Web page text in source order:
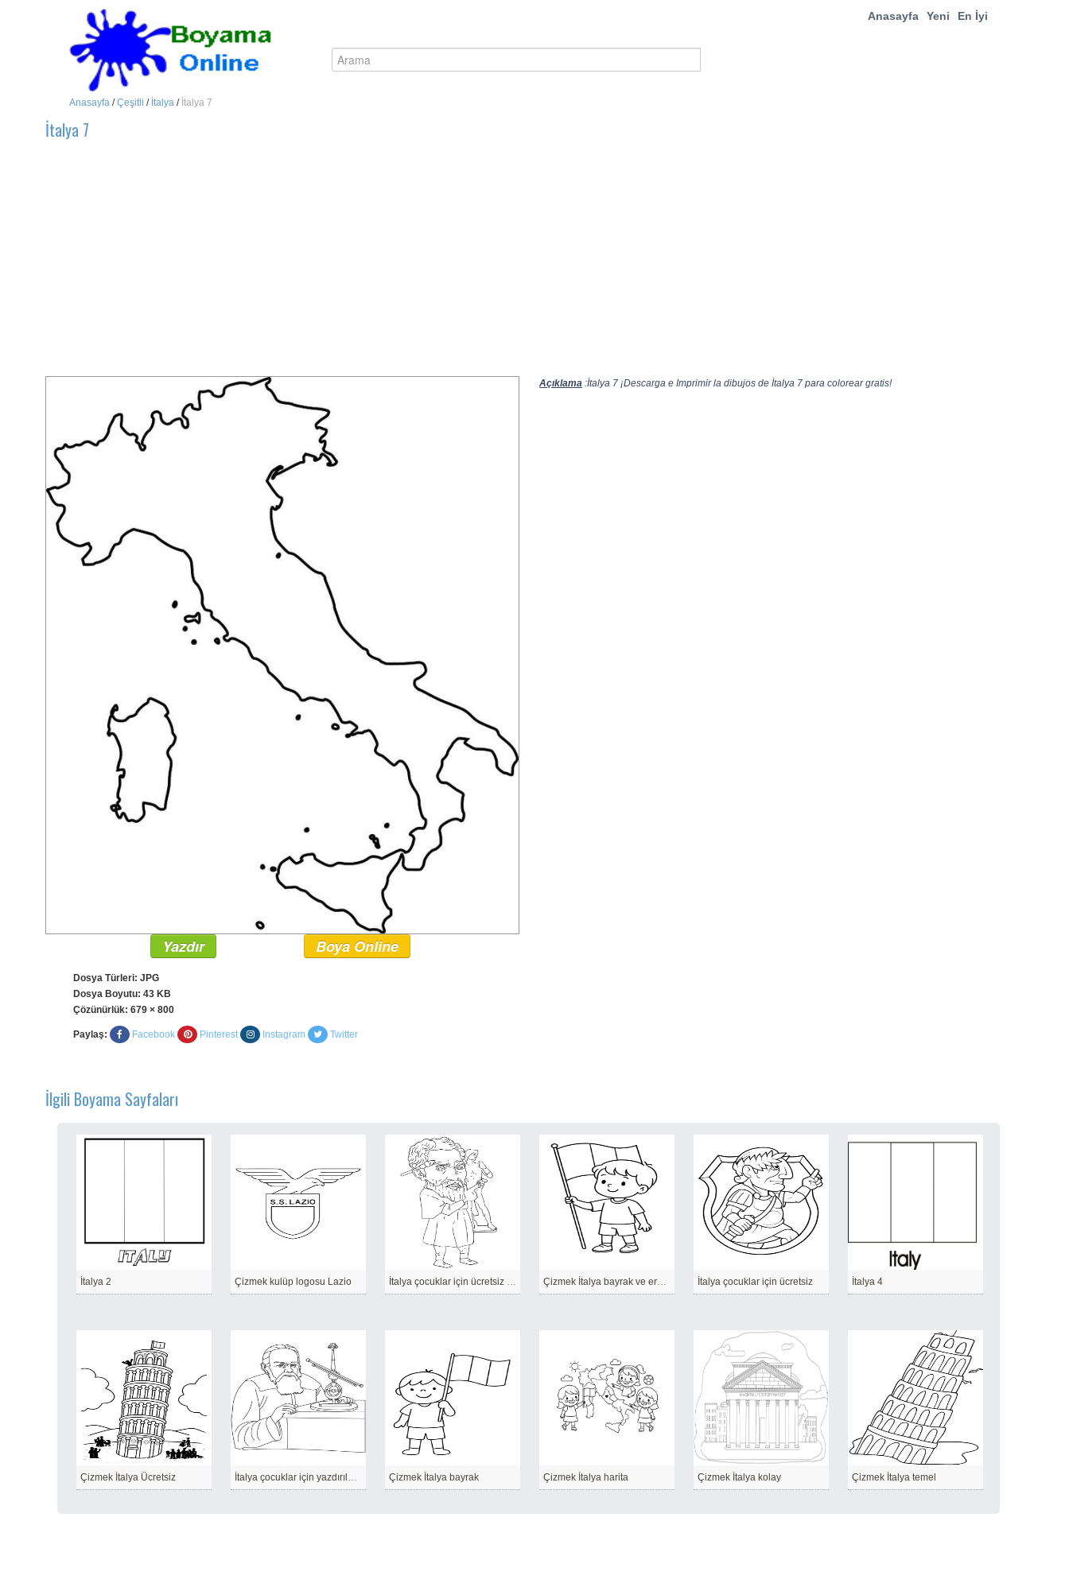
Anasayfa Yeni En İyi
Anasayfa /Çeşitli / İtalya / İtalya 7
İtalya 7
Açıklama :İtalya 7 ¡Descarga e Imprimir la dibujos de İtalya 7 para colorear gratis!
Yazdır Boya Online
Dosya Türleri: JPG
Dosya Boyutu: 43 KB
Çözünürlük: 679 × 800
Paylaş: Facebook Pinterest Instagram Twitter
İlgili Boyama Sayfaları
İtalya 2 Çizmek kulüp logosu Lazio İtalya çocuklar için ücretsiz yazdırılabilir Çizmek İtalya bayrak ve erkek çocuk İtalya çocuklar için ücretsiz İtalya 4
Çizmek İtalya Ücretsiz İtalya çocuklar için yazdırılabilir Çizmek İtalya bayrak Çizmek İtalya harita Çizmek İtalya kolay Çizmek İtalya temel